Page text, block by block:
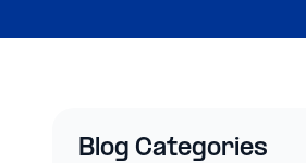
Blog Categories